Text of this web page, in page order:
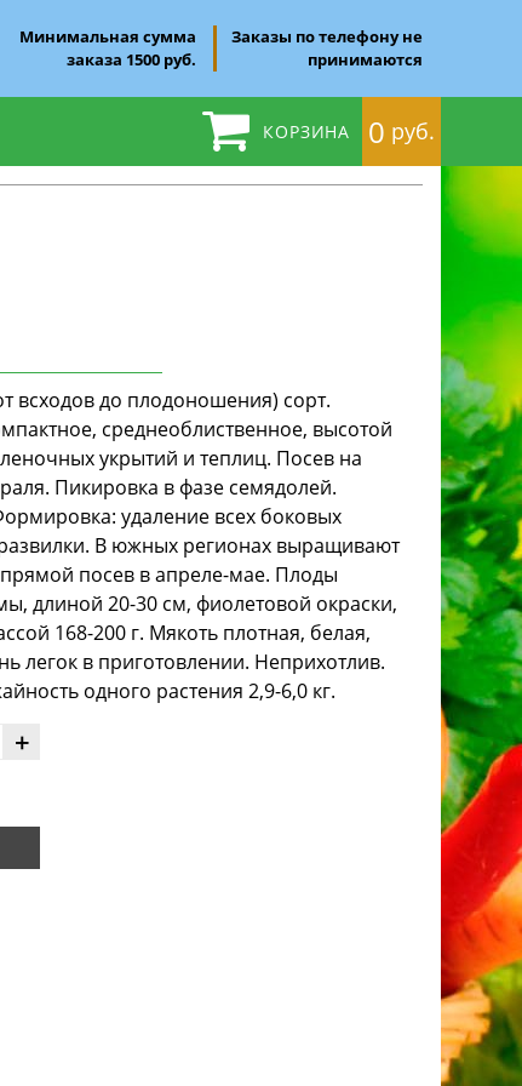
Минимальная сумма
заказа 1500 руб.
Заказы по телефону не
принимаются
КОРЗИНА 0 руб.
всходов до плодоношения) сорт.
среднеоблиственное, высотой
укрытий и теплиц. Посев на
Пикировка в фазе семядолей.
удаление всех боковых
В южных регионах выращивают
посев в апреле-мае. Плоды
длиной 20-30 см, фиолетовой окраски,
168-200 г. Мякоть плотная, белая,
легок в приготовлении. Неприхотлив.
одного растения 2,9-6,0 кг.
+